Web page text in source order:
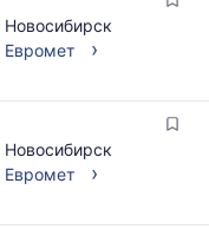
Новосибирск
Евромет
›
Новосибирск
Евромет
›